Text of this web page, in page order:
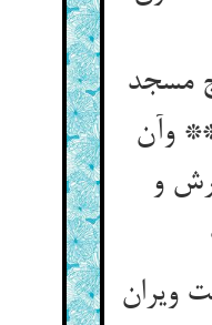
مسجد
وآن
و
ویران